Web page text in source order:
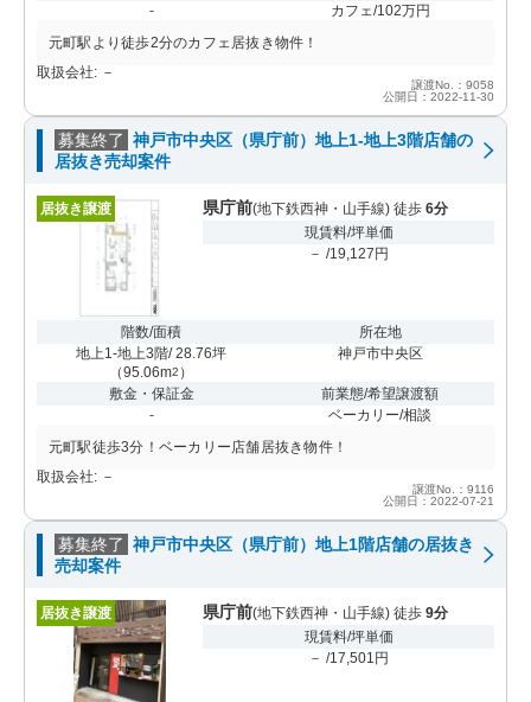
-
カフェ/102万円
元町駅より徒歩2分のカフェ居抜き物件！
取扱会社: －
譲渡No.：9058
公開日：2022-11-30
募集終了 神戸市中央区（県庁前）地上1-地上3階店舗の
居抜き売却案件
居抜き譲渡 県庁前(地下鉄西神・山手線) 徒歩 6分
現賃料/坪単価
－ /19,127円
階数/面積
地上1-地上3階/ 28.76坪
（95.06m2 ）
所在地
神戸市中央区
敷金・保証金
-
前業態/希望譲渡額
ベーカリー/相談
元町駅徒歩3分！ベーカリー店舗居抜き物件！
取扱会社: －
譲渡No.：9116
公開日：2022-07-21
募集終了 神戸市中央区（県庁前）地上1階店舗の居抜き
売却案件
居抜き譲渡 県庁前(地下鉄西神・山手線) 徒歩 9分
現賃料/坪単価
－ /17,501円